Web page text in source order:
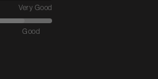
Very Good
Good